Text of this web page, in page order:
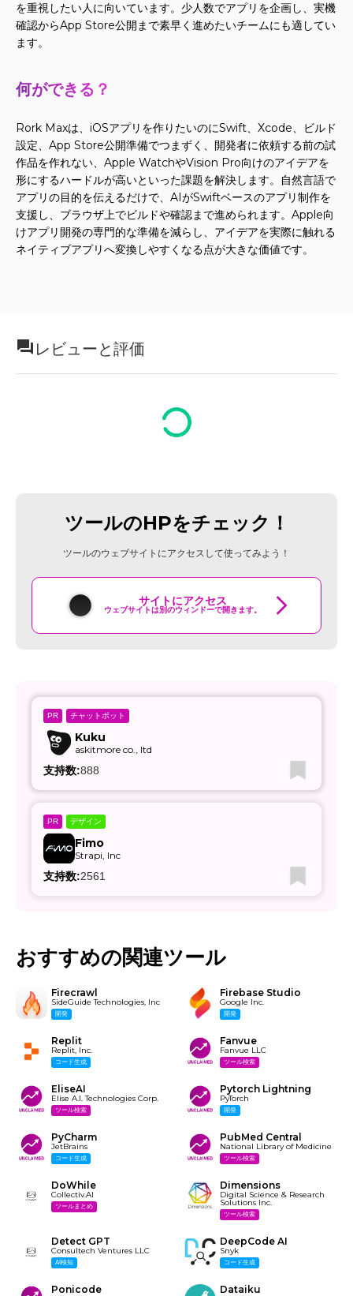
を重視したい人に向いています。少人数でアプリを企画し、実機
確認からApp Store公開まで素早く進めたいチームにも適してい
ます。
何ができる？
Rork Maxは、iOSアプリを作りたいのにSwift、Xcode、ビルド
設定、App Store公開準備でつまずく、開発者に依頼する前の試
作品を作れない、Apple WatchやVision Pro向けのアイデアを
形にするハードルが高いといった課題を解決します。自然言語で
アプリの目的を伝えるだけで、AIがSwiftベースのアプリ制作を
支援し、ブラウザ上でビルドや確認まで進められます。Apple向
けアプリ開発の専門的な準備を減らし、アイデアを実際に触れる
ネイティブアプリへ変換しやすくなる点が大きな価値です。
レビューと評価
ツールのHPをチェック！
ツールのウェブサイトにアクセスして使ってみよう！
サイトにアクセス
ウェブサイトは別のウィンドーで開きます。
PR チャットボット
Kuku
askitmore co., ltd
支持数:888
PR デザイン
Fimo
Strapi, Inc
支持数:2561
おすすめの関連ツール
Firecrawl
SideGuide Technologies, Inc
開発
Firebase Studio
Google Inc.
開発
Replit
Replit, Inc.
コード生成
Fanvue
Fanvue LLC
ツール検索
EliseAI
Elise A.I. Technologies Corp.
ツール検索
Pytorch Lightning
PyTorch
開発
PyCharm
JetBrains
コード生成
PubMed Central
National Library of Medicine
ツール検索
DoWhile
Collectiv.AI
ツールまとめ
Dimensions
Digital Science & Research
Solutions Inc.
ツール検索
Detect GPT
Consultech Ventures LLC
AI検知
DeepCode AI
Snyk
コード生成
Ponicode Dataiku